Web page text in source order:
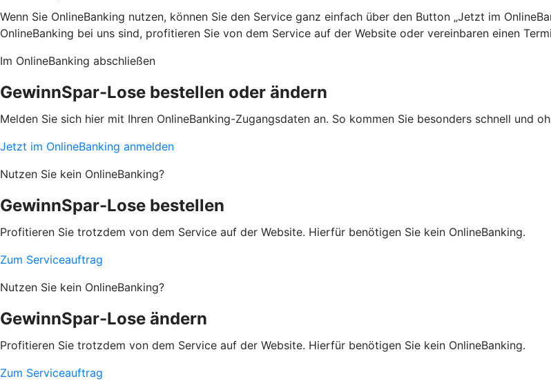
Wenn Sie OnlineBanking nutzen, können Sie den Service ganz einfach über den Button „Jetzt im
OnlineBanking bei uns sind, profitieren Sie von dem Service auf der Website oder vereinbaren einen
Im OnlineBanking abschließen
GewinnSpar-Lose bestellen oder ändern
Melden Sie sich hier mit Ihren OnlineBanking-Zugangsdaten an. So kommen Sie besonders schnell und
Jetzt im OnlineBanking anmelden
Nutzen Sie kein OnlineBanking?
GewinnSpar-Lose bestellen
Profitieren Sie trotzdem von dem Service auf der Website. Hierfür benötigen Sie kein OnlineBanking.
Zum Serviceauftrag
Nutzen Sie kein OnlineBanking?
GewinnSpar-Lose ändern
Profitieren Sie trotzdem von dem Service auf der Website. Hierfür benötigen Sie kein OnlineBanking.
Zum Serviceauftrag